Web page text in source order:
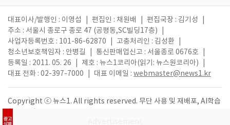
광고
대표이사/발행인 : 이영섭 편집인 : 채원배 편집국장 : 김기성
주소 : 서울시 종로구 종로 47 (공평동,SC빌딩17층)
사업자등록번호 : 101-86-62870
고충처리인 : 김성환
청소년보호책임자 : 안병길
통신판매업신고 : 서울종로 0676호
등록일 : 2011. 05. 26
제호 : 뉴스1코리아(읽기: 뉴스원코리아)
대표 전화 : 02-397-7000
대표 이메일 : webmaster@news1.kr
Copyright ⓒ 뉴스1. All rights reserved. 무단 사용 및 재배포, AI학습
활용 금지.